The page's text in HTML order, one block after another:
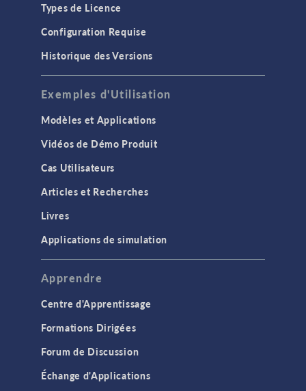
Types de Licence
Configuration Requise
Historique des Versions
Exemples d'Utilisation
Modèles et Applications
Vidéos de Démo Produit
Cas Utilisateurs
Articles et Recherches
Livres
Applications de simulation
Apprendre
Centre d'Apprentissage
Formations Dirigées
Forum de Discussion
Échange d'Applications